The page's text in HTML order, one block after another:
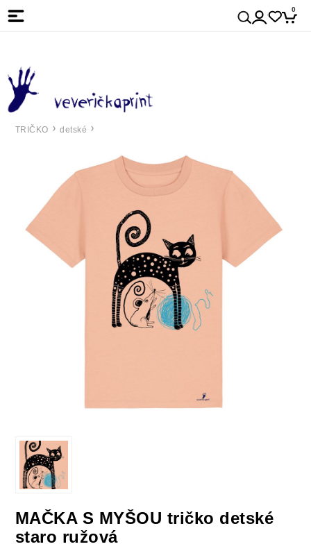
0
TRIČKO detské
MAČKA S MYŠOU tričko detské
staro ružová